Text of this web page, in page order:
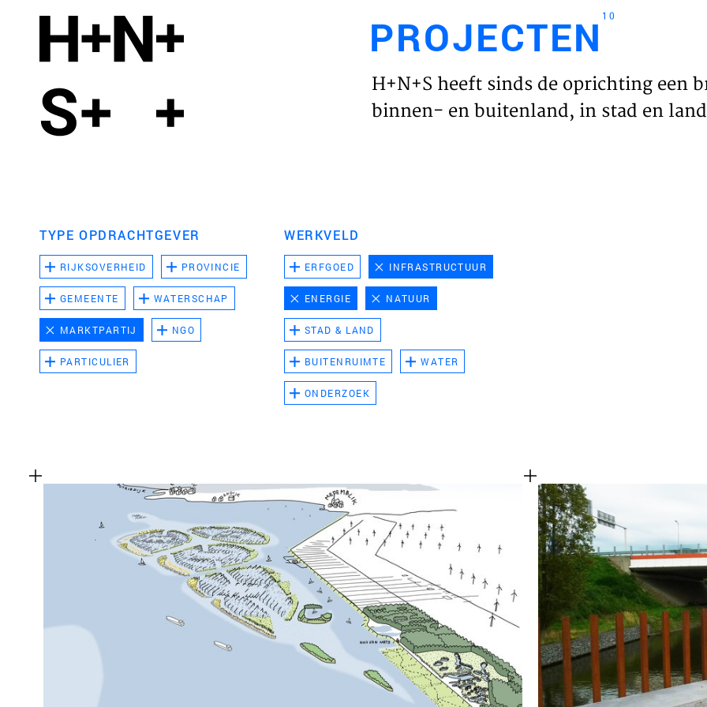
HOME
PROJECTEN 10
H+N+S heeft sinds de oprichting een
binnen- en buitenland, in stad en
TYPE OPDRACHTGEVER
RIJKSOVERHEID PROVINCIE
GEMEENTE WATERSCHAP
MARKTPARTIJ NGO
PARTICULIER
WERKVELD
ERFGOED INFRASTRUCTUUR
ENERGIE NATUUR
STAD & LAND
BUITENRUIMTE WATER
ONDERZOEK